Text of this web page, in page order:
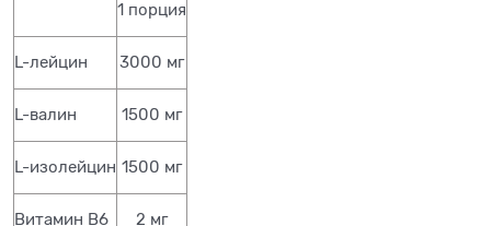
1 порция
L-лейцин 3000 мг
L-валин 1500 мг
L-изолейцин 1500 мг
Витамин В6 2 мг